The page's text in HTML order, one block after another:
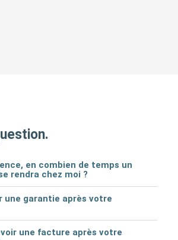
en combien de temps un
rendra chez moi ?
une garantie après votre
une facture après votre